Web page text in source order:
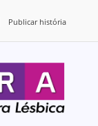
Publicar história